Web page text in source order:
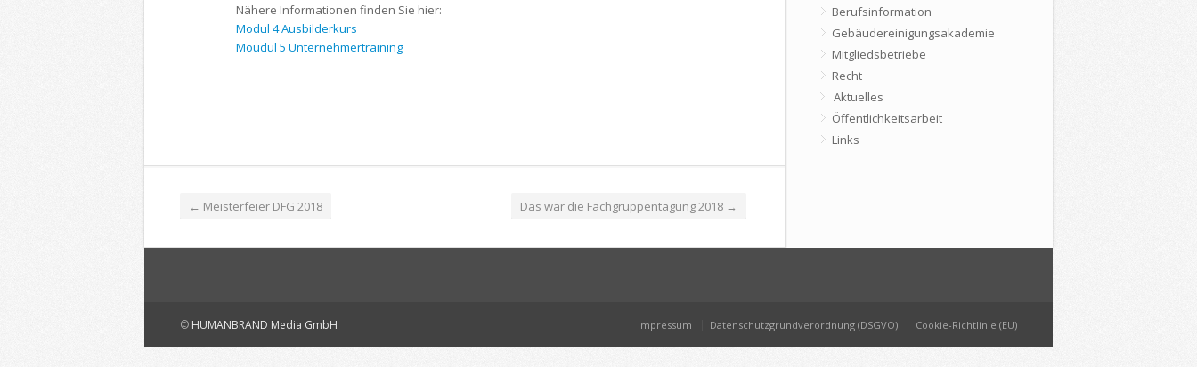
Nähere Informationen finden Sie hier:
Modul 4 Ausbilderkurs
Moudul 5 Unternehmertraining
← Meisterfeier DFG 2018 Das war die Fachgruppentagung 2018 →
Berufsinformation
Gebäudereinigungsakademie
Mitgliedsbetriebe
Recht
Aktuelles
Öffentlichkeitsarbeit
Links
© HUMANBRAND Media GmbH Impressum Datenschutzgrundverordnung (DSGVO) Cookie-Richtlinie (EU)